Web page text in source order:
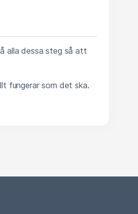
alla dessa steg så att
fungerar som det ska.